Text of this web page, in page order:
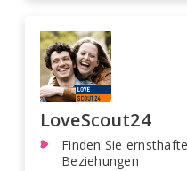
LoveScout24
Finden Sie
Beziehungen